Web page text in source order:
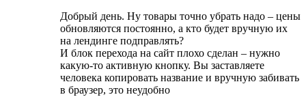
Добрый день. Ну товары точно убрать надо – цены
обновляются постоянно, а кто будет вручную их
на лендинге подправлять?
И блок перехода на сайт плохо сделан – нужно
какую-то активную кнопку. Вы заставляете
человека копировать название и вручную забивать
в браузер, это неудобно